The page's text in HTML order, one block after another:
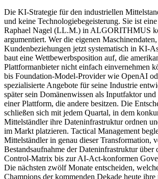
Die KI-Strategie für den industriellen
und keine Technologiebegeisterung. Sie ist
Raphael Nagel (LL.M.) in ALGORITHMUS
argumentiert. Wer die eigenen
Kundenbeziehungen jetzt systematisch in KI-
baut eine Wettbewerbsposition auf, die
Plattformanbieter nicht einfach einvernehmen
bis Foundation-Model-Provider wie OpenAI
spezialisierte Angebote für seine Industrie
später sein Domänenwissen als Inputfaktor
einer Plattform, die andere besitzen. Die
schließen sich mit jedem Quartal, in dem
Mittelständler ihre Dateninfrastruktur ordnen
im Markt platzieren. Tactical Management
Mittelständler in genau dieser Transformation,
Bestandsaufnahme der Dateninfrastruktur
Control-Matrix bis zur AI-Act-konformen
Die nächsten zwölf Monate entscheiden,
Champions der kommenden Dekade heute ihre